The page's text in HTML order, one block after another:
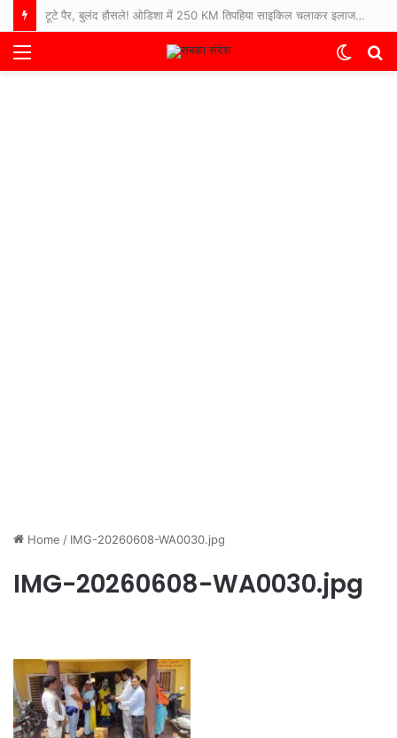
टूटे पैर, बुलंद हौसले! ओडिशा में 250 KM तिपहिया साइकिल चलाकर इलाज कराने अस्पताल पहुंचे 65 साल के बुजुर्ग
Menu
Switch
Home / IMG-20260608-WA0030.jpg
IMG-20260608-WA0030.jpg